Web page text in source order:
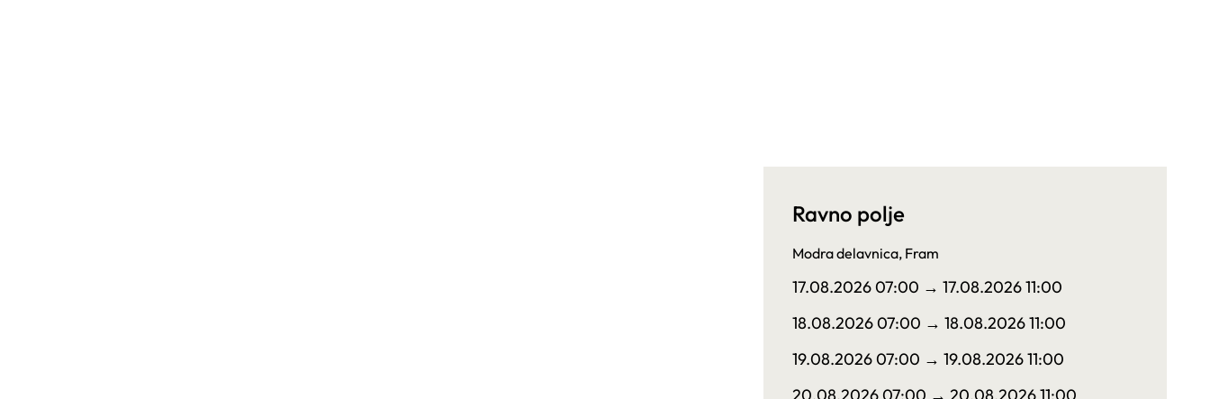
Ravno polje
Modra delavnica, Fram
17.08.2026 07:00 → 17.08.2026 11:00
18.08.2026 07:00 → 18.08.2026 11:00
19.08.2026 07:00 → 19.08.2026 11:00